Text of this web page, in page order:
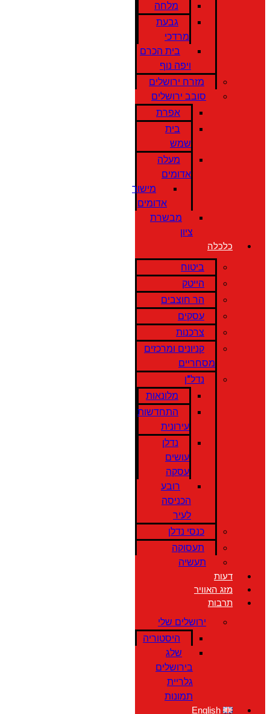
מלחה
גבעת
מרדכי
בית הכרם
ויפה נוף
מזרח ירושלים
סובב ירושלים
אפרת
בית
שמש
מעלה
אדומים
מישור
אדומים
מבשרת
ציון
כלכלה
ביטוח
הייטק
הר חוצבים
עסקים
צרכנות
קניונים ומרכזים
מסחריים
נדל"ן
מלונאות
התחדשות
עירונית
נדלן
עושים
עסקה
רובע
הכניסה
לעיר
כנסי נדלן
תעסוקה
תעשיה
דעות
מזג האוויר
תרבות
ירושלים שלי
היסטוריה
שלג
בירושלים
גלריית
תמונות
English